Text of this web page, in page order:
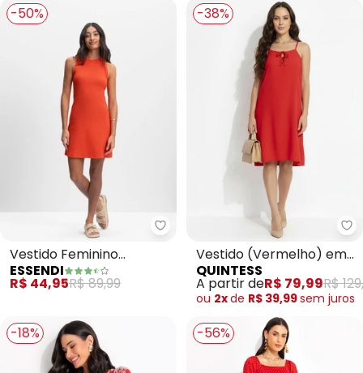
-50%
Essendi - Vestido Feminino
Vestido Feminino
Canelado (Vermelho)
ESSENDI
R$ 44,95R$ 89,99
-38%
Vestido (Vermelho) em
Crepe Plano
QUINTESS
A partir deR$ 79,99R$
ou 2xde R$ 39,99sem juros
-18% -56%